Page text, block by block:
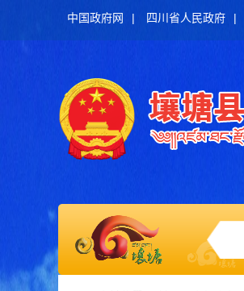
中国政府网 | 四川省人民政府 |